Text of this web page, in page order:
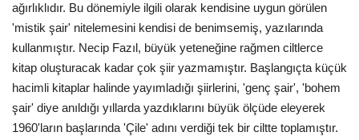
ağırlıklıdır. Bu dönemiyle ilgili olarak kendisine uygun görülen
'mistik şair' nitelemesini kendisi de benimsemiş, yazılarında
kullanmıştır. Necip Fazıl, büyük yeteneğine rağmen ciltlerce
kitap oluşturacak kadar çok şiir yazmamıştır. Başlangıçta küçük
hacimli kitaplar halinde yayımladığı şiirlerini, 'genç şair', 'bohem
şair' diye anıldığı yıllarda yazdıklarını büyük ölçüde eleyerek
1960'ların başlarında 'Çile' adını verdiği tek bir ciltte toplamıştır.